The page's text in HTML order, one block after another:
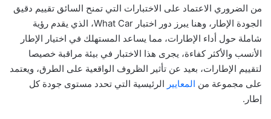
من الضروري الاعتماد على الاختبارات التي تمنح السائق تقييم دقيق
الجودة الإطار، وهنا يبرز دور اختبار What Car، الذي يقدم رؤية
شاملة حول أداء الإطارات، مما يساعد المستهلك في اختيار الإطار
الأنسب والأكثر كفاءة، يجرى هذا الاختبار في بيئة مراقبة خصيصا
لتقييم الإطارات، بعيد عن تأثير الظروف الواقعية على الطرق، ويعتمد
على مجموعة من المعايير الرئيسية التي تحدد مستوى جودة كل
إطار.